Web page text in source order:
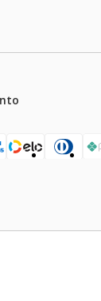
válidos
os preços